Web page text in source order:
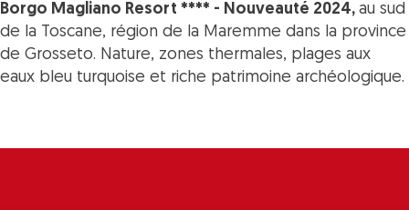
Borgo Magliano Resort **** - Nouveauté 2024, au sud
de la Toscane, région de la Maremme dans la province
de Grosseto. Nature, zones thermales, plages aux
eaux bleu turquoise et riche patrimoine archéologique.